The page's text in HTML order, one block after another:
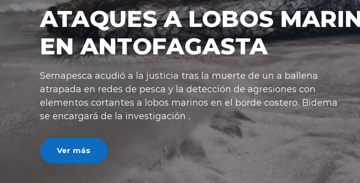
IMPUESTO AL CRÉDITO
HIPOTECARIO A UN 3%
"Con esta medida lo que estamos haciendo es ampliando las
posibilidades de acceso a la vivienda propia", manifestó el
ministro de Vivienda, Iván Poduje.